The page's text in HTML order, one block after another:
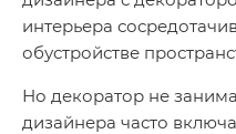
интерьера
обустройстве
Но декоратор не
дизайнера часто